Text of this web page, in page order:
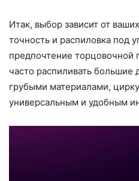
Итак, выбор зависит от
точность и распиловка под
предпочтение торцовочной
часто распиливать большие
грубыми материалами,
универсальным и удобным